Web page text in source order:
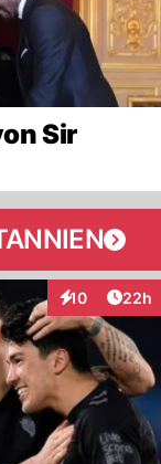
Sir
10
Interaktionen
22h